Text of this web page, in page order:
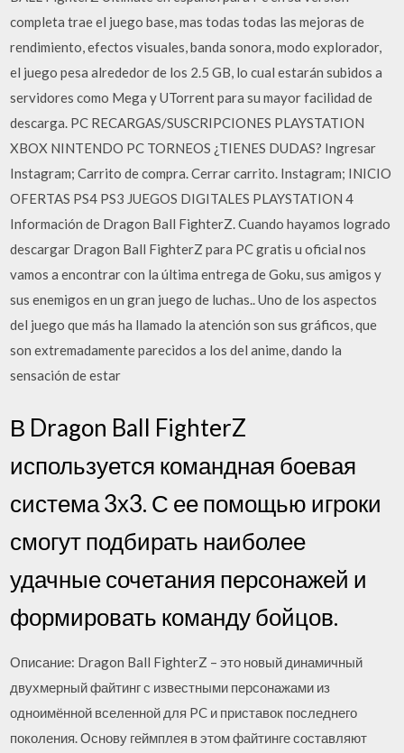
completa trae el juego base, mas todas todas las mejoras de
rendimiento, efectos visuales, banda sonora, modo explorador,
el juego pesa alrededor de los 2.5 GB, lo cual estarán subidos a
servidores como Mega y UTorrent para su mayor facilidad de
descarga. PC RECARGAS/SUSCRIPCIONES PLAYSTATION
XBOX NINTENDO PC TORNEOS ¿TIENES DUDAS? Ingresar
Instagram; Carrito de compra. Cerrar carrito. Instagram; INICIO
OFERTAS PS4 PS3 JUEGOS DIGITALES PLAYSTATION 4
Información de Dragon Ball FighterZ. Cuando hayamos logrado
descargar Dragon Ball FighterZ para PC gratis u oficial nos
vamos a encontrar con la última entrega de Goku, sus amigos y
sus enemigos en un gran juego de luchas.. Uno de los aspectos
del juego que más ha llamado la atención son sus gráficos, que
son extremadamente parecidos a los del anime, dando la
sensación de estar
В Dragon Ball FighterZ
используется командная боевая
система 3х3. С ее помощью игроки
смогут подбирать наиболее
удачные сочетания персонажей и
формировать команду бойцов.
Описание: Dragon Ball FighterZ – это новый динамичный
двухмерный файтинг с известными персонажами из
одноимённой вселенной для PC и приставок последнего
поколения. Основу геймплея в этом файтинге составляют